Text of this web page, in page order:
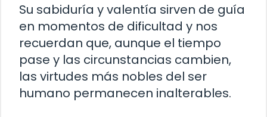
Su sabiduría y valentía sirven de guía
en momentos de dificultad y nos
recuerdan que, aunque el tiempo
pase y las circunstancias cambien,
las virtudes más nobles del ser
humano permanecen inalterables.